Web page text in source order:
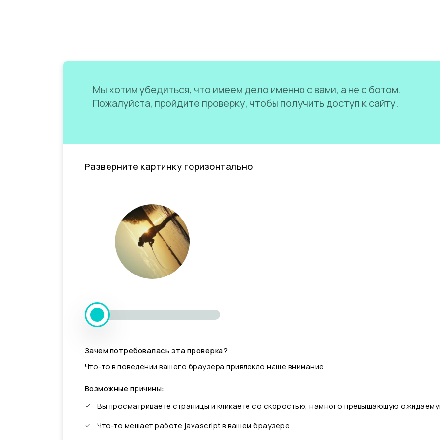
Мы хотим убедиться, что имеем дело именно с вами, а не с ботом.
Пожалуйста, пройдите проверку, чтобы получить доступ к сайту.
Разверните картинку горизонтально
Зачем потребовалась эта проверка?
Что-то в поведении вашего браузера привлекло наше внимание.
Возможные причины:
Вы просматриваете страницы и кликаете со скоростью, намного превышающую
Что-то мешает работе javascript в вашем браузере